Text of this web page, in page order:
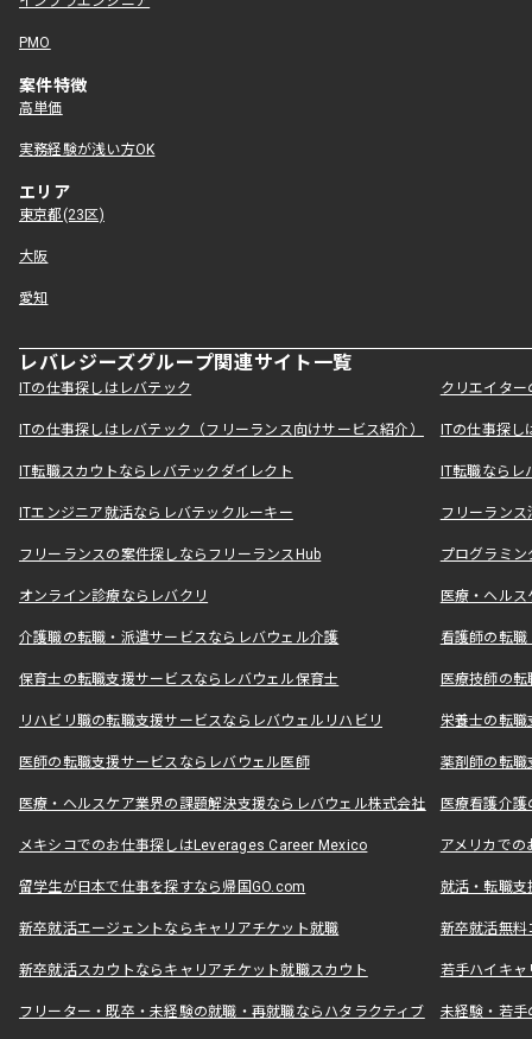
PMO
案件特徴
高単価
実務経験が浅い方OK
エリア
東京都(23区)
大阪
愛知
レバレジーズグループ関連サイト一覧
ITの仕事探しはレバテック クリエイタ
ITの仕事探しはレバテック（フリーランス向けサービス紹介） ITの仕事探
IT転職スカウトならレバテックダイレクト IT転職なら
ITエンジニア就活ならレバテックルーキー フリーラン
フリーランスの案件探しならフリーランスHub プログラミ
オンライン診療ならレバクリ 医療・ヘル
介護職の転職・派遣サービスならレバウェル介護 看護師の転
保育士の転職支援サービスならレバウェル保育士 医療技師の
リハビリ職の転職支援サービスならレバウェルリハビリ 栄養士の転
医師の転職支援サービスならレバウェル医師 薬剤師の転
医療・ヘルスケア業界の課題解決支援ならレバウェル株式会社 医療看護介
メキシコでのお仕事探しはLeverages Career Mexico アメリカで
留学生が日本で仕事を探すなら帰国GO.com 就活・転職
新卒就活エージェントならキャリアチケット就職 新卒就活無料
新卒就活スカウトならキャリアチケット就職スカウト 若手ハイキ
フリーター・既卒・未経験の就職・再就職ならハタラクティブ 未経験・若手